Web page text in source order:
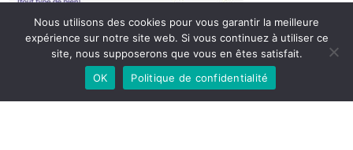
Nous utilisons des cookies pour vous garantir la meilleure
expérience sur notre site web. Si vous continuez à utiliser ce
site, nous supposerons que vous en êtes satisfait.
OK
Politique de confidentialité